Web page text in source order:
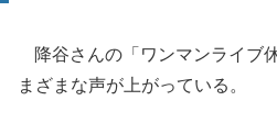
降谷さんの「ワンマンライブ
まざまな声が上がっている。